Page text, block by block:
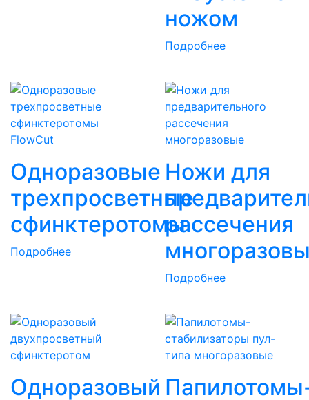
ножом
Подробнее
FlowCut
Одноразовые
трехпросветные
сфинктеротомы
Подробнее
Ножи для
рассечения
Подробнее
Одноразовый